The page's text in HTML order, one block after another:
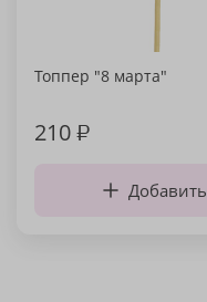
Топпер "8 марта"
210₽
Добавить